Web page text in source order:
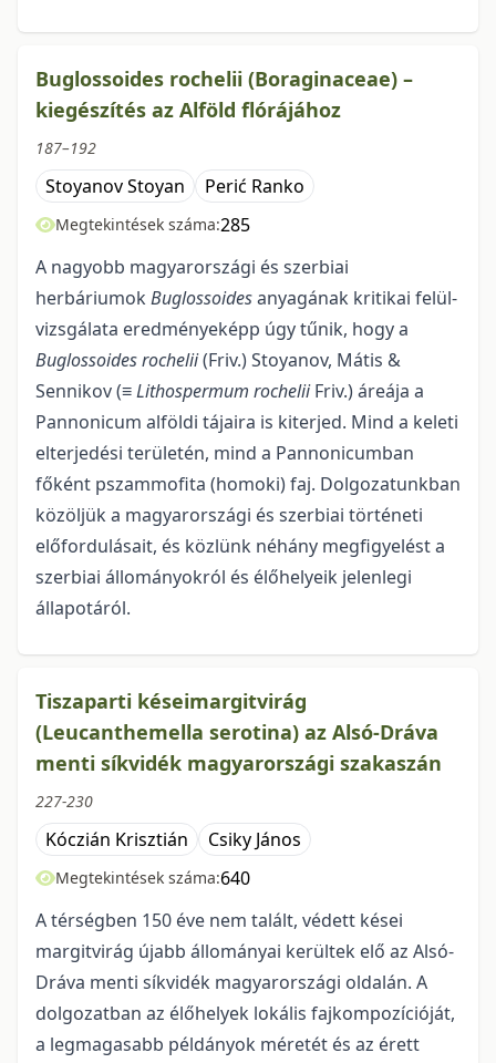
Buglossoides rochelii (Boraginaceae) –
kiegészítés az Alföld flórájához
187–192
Stoyanov Stoyan Perić Ranko
Megtekintések száma:285
A nagyobb magyarországi és szerbiai
herbáriumok Buglossoidesanyagának kritikai felül­
vizsgálata eredményeképp úgy tűnik, hogy a
Buglossoides rochelii(Friv.) Stoyanov, Mátis &
Sennikov (≡Lithospermum rocheliiFriv.) áreája a
Pannonicum alföldi tájaira is kiterjed. Mind a keleti
elterjedési terüle­tén, mind a Pannonicumban
főként pszammofita (homoki) faj. Dolgozatunkban
közöljük a magyarországi és szerbiai történeti
előfordulásait, és közlünk néhány megfigyelést a
szerbiai állományokról és élőhelyeik jelenlegi
állapotáról.
Tiszaparti késeimargitvirág
(Leucanthemella serotina) az Alsó-Dráva
menti síkvidék magyarországi szakaszán
227-230
Kóczián Krisztián Csiky János
Megtekintések száma:640
A térségben 150 éve nem talált, védett kései
margitvirág újabb állományai kerültek elő az Alsó-
Dráva menti síkvidék magyarországi oldalán. A
dolgozatban az élőhelyek lokális fajkompozíció­ját,
a legmagasabb példányok méretét és az érett